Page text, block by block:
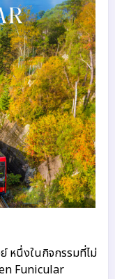
ย์ หนึ่งในกิจกรรมที่ไม่
Funicular